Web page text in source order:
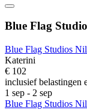
Blue Flag
Blue Flag Studios
Katerini
€ 102
inclusief belastingen
1 sep - 2 sep
Blue Flag Studios